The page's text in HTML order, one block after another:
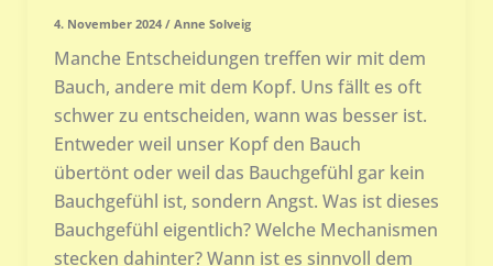
4. November 2024 / Anne Solveig
Manche Entscheidungen treffen wir mit dem
Bauch, andere mit dem Kopf. Uns fällt es oft
schwer zu entscheiden, wann was besser ist.
Entweder weil unser Kopf den Bauch
übertönt oder weil das Bauchgefühl gar kein
Bauchgefühl ist, sondern Angst. Was ist dieses
Bauchgefühl eigentlich? Welche Mechanismen
stecken dahinter? Wann ist es sinnvoll dem